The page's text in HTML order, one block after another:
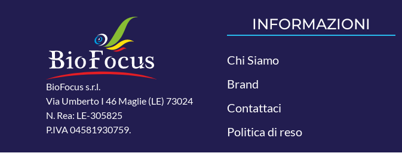
BioFocus s.r.l.
Via Umberto I 46 Maglie (LE) 73024
N. Rea: LE-305825
P.IVA 04581930759.
INFORMAZIONI
Chi Siamo
Brand
Contattaci
Politica di reso